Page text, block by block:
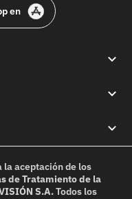
en
la aceptación de los
de Tratamiento de la
S.A.Todos los